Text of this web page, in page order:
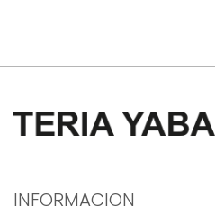
INFORMACION